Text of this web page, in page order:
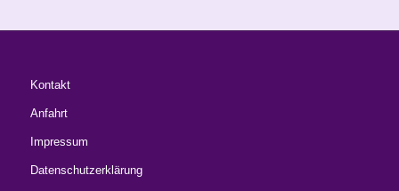
Kontakt
Anfahrt
Impressum
Datenschutzerklärung